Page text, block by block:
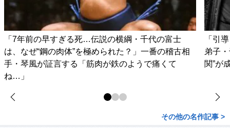
「7年前の早すぎる死…伝説の横綱・千代の富士
は、なぜ“鋼の肉体”を極められた？」一番の稽古相
手・琴風が証言する「筋肉が鉄のようで痛くて
ね…」
「引
弟子
関”が
その他の名作記事 >